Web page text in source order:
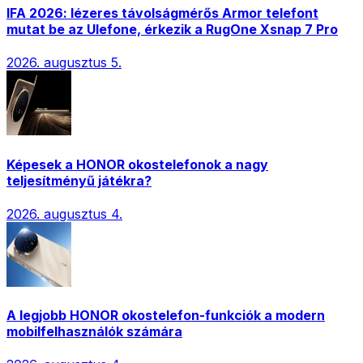
IFA 2026: lézeres távolságmérős Armor telefont
mutat be az Ulefone, érkezik a RugOne Xsnap 7 Pro
2026. augusztus 5.
Képesek a HONOR okostelefonok a nagy
teljesítményű játékra?
2026. augusztus 4.
A legjobb HONOR okostelefon-funkciók a modern
mobilfelhasználók számára